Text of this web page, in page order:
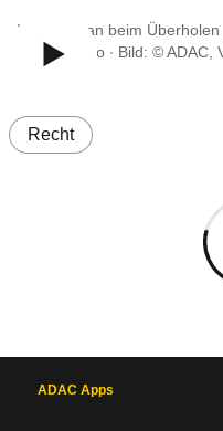
Worauf man beim
Sie im Video ∙ Bild: © ADAC,
Recht
ADAC Apps